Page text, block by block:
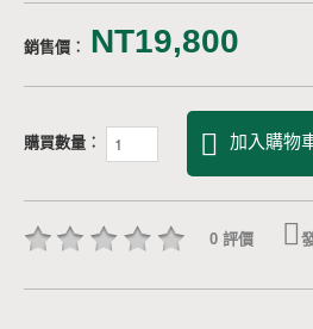
銷售價︰ NT19,800
購買數量︰ 加入購物
0 評價